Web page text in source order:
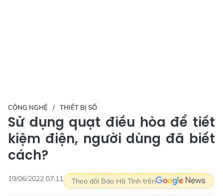
CÔNG NGHỆ THIẾT BỊ SỐ
Sử dụng quạt điều hòa để tiết
kiệm điện, người dùng đã biết
cách?
19/06/2022 07:11 Theo dõi Báo Hà Tĩnh trên